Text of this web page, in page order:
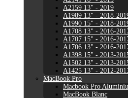
A2159 13" - 2019
A1989 13" - 2018-
A1990 15" - 2018-
A1708 13" - 2016-
A1707 15" - 2016-
A1706 13" - 2016-
A1398 15" - 2013-
A1502 13" - 2013-
A1425 13" - 2012-
MacBook Pro
Macbook Pro
MacBook Blanc